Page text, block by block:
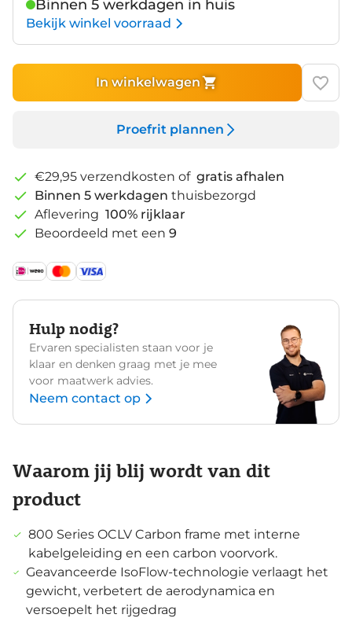
Binnen 5 werkdagen in huis
Bekijk winkel voorraad
In winkelwagen
Proefrit plannen
€29,95 verzendkosten of gratis afhalen
Binnen 5 werkdagen thuisbezorgd
Aflevering 100% rijklaar
Beoordeeld met een 9
Hulp nodig?
Ervaren specialisten staan voor je
klaar en denken graag met je mee
voor maatwerk advies.
Neem contact op
Waarom jij blij wordt van dit
product
800 Series OCLV Carbon frame met interne
kabelgeleiding en een carbon voorvork.
Geavanceerde IsoFlow-technologie verlaagt het
gewicht, verbetert de aerodynamica en
versoepelt het rijgedrag